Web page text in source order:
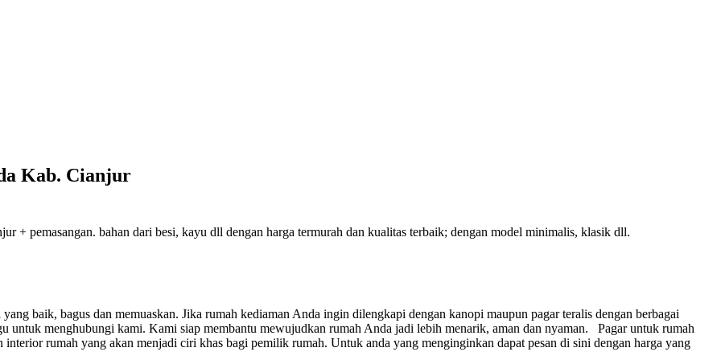
Kab. Cianjur
+ pemasangan. bahan dari besi, kayu dll dengan harga termurah dan kualitas terbaik; dengan model minimalis, klasik dll.
baik, bagus dan memuaskan. Jika rumah kediaman Anda ingin dilengkapi dengan kanopi maupun pagar teralis dengan berbagai
untuk menghubungi kami. Kami siap membantu mewujudkan rumah Anda jadi lebih menarik, aman dan nyaman.
Pagar untuk rumah
rumah yang akan menjadi ciri khas bagi pemilik rumah. Untuk anda yang menginginkan dapat pesan di sini dengan harga yang